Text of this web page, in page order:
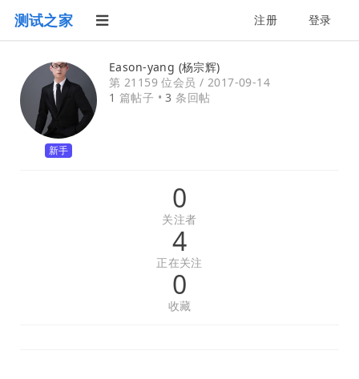
测试之家 注册 登录
新手
Eason-yang (杨宗辉)
第 21159 位会员 / 2017-09-14
1 篇帖子 •3 条回帖
0
关注者
4
正在关注
0
收藏